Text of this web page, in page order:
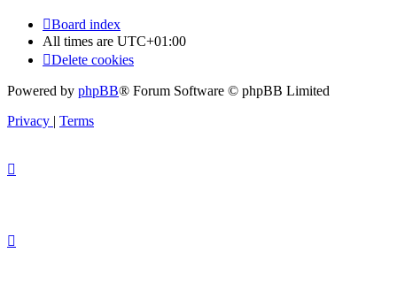
Board index
All times are UTC+01:00
Delete cookies
Powered by phpBB® Forum Software © phpBB Limited
Privacy | Terms